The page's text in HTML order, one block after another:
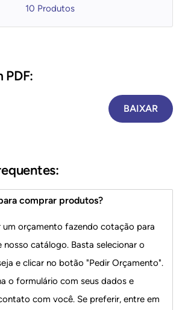
10 Produtos
BAIXAR
comprar produtos?
um orçamento fazendo cotação para
catálogo. Basta selecionar o
e clicar no botão "Pedir Orçamento".
o formulário com seus dados e
com você. Se preferir, entre em